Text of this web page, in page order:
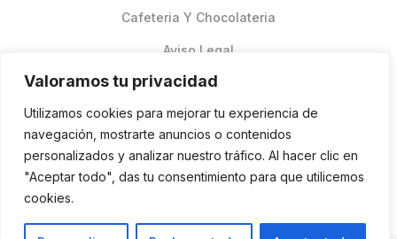
Valoramos tu privacidad
Utilizamos cookies para mejorar tu experiencia de
navegación, mostrarte anuncios o contenidos
personalizados y analizar nuestro tráfico. Al hacer clic en
"Aceptar todo", das tu consentimiento para que utilicemos
cookies.
Cafeteria Y Chocolateria
Aviso Legal
Pedidos Online Glovo
Contacto